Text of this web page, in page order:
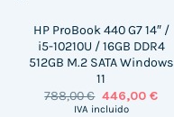
HP ProBook 440 G7 14″ /
i5-10210U / 16GB DDR4
512GB M.2 SATA Windows
11
788,00€ El
precio
446,00 €El
IVA incluido